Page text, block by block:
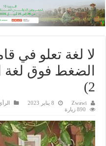
لا لغة تعلو في
الضغط فوق لغة
2)
Zwawi 8 يناير 2023
890 زيارة